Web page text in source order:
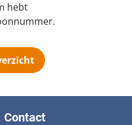
hebt
Contact